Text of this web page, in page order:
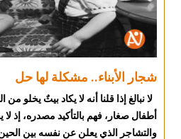
شجار الأبناء.. مشكلة لها حل
لا نبالغ إذا قلنا أنه لا يكاد بيتٌ يخلو
أطفال صغار، فهم بالتأكيد مصدره، إذ لا
والتشاجر الذي يعلن عن نفسه بين الحين